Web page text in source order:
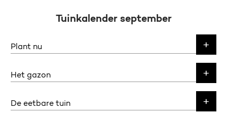
Tuinkalender september
Plant nu
Het gazon
De eetbare tuin